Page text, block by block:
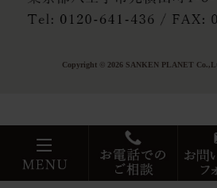
Copyright © 2026 SANKEN PLANET